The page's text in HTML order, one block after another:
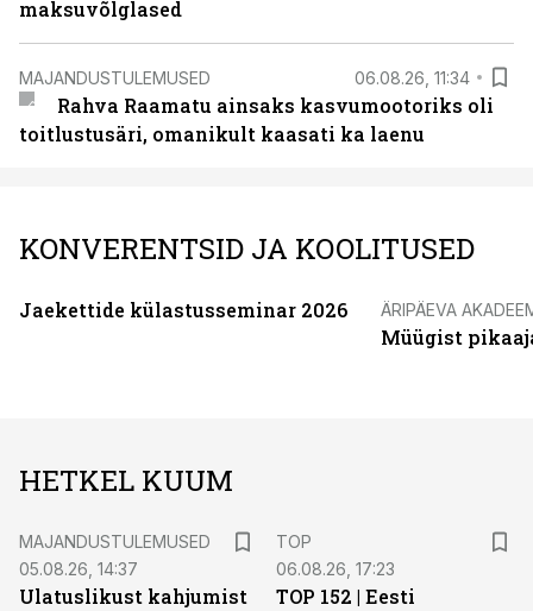
maksuvõlglased
MAJANDUSTULEMUSED 06.08.26, 11:34
Rahva Raamatu ainsaks kasvumootoriks oli
toitlustusäri, omanikult kaasati ka laenu
KONVERENTSID JA KOOLITUSED
Jaekettide külastusseminar 2026 ÄRIPÄEVA
Müügist
HETKEL KUUM
MAJANDUSTULEMUSED
05.08.26, 14:37
Ulatuslikust kahjumist
TOP
06.08.26, 17:23
TOP 152 | Eesti